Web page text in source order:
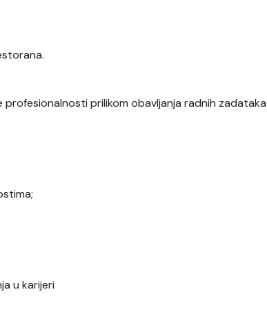
prilikom obavljanja radnih zadataka
u karijeri